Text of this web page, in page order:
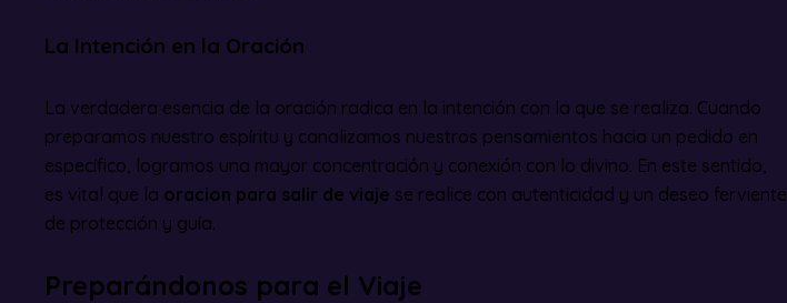
La Intención en la Oración
La verdadera esencia de la oración radica en la intención con la que se realiza. Cuando
preparamos nuestro espíritu y canalizamos nuestros pensamientos hacia un pedido en
específico, logramos una mayor concentración y conexión con lo divino. En este sentido,
es vital que la oracion para salir de viaje se realice con autenticidad y un deseo ferviente
de protección y guía.
Preparándonos para el Viaje